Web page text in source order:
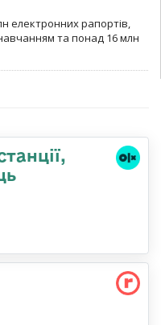
електронних рапортів,
та понад 16 млн